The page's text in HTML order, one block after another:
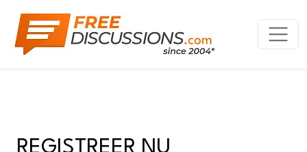
REGISTREER NU